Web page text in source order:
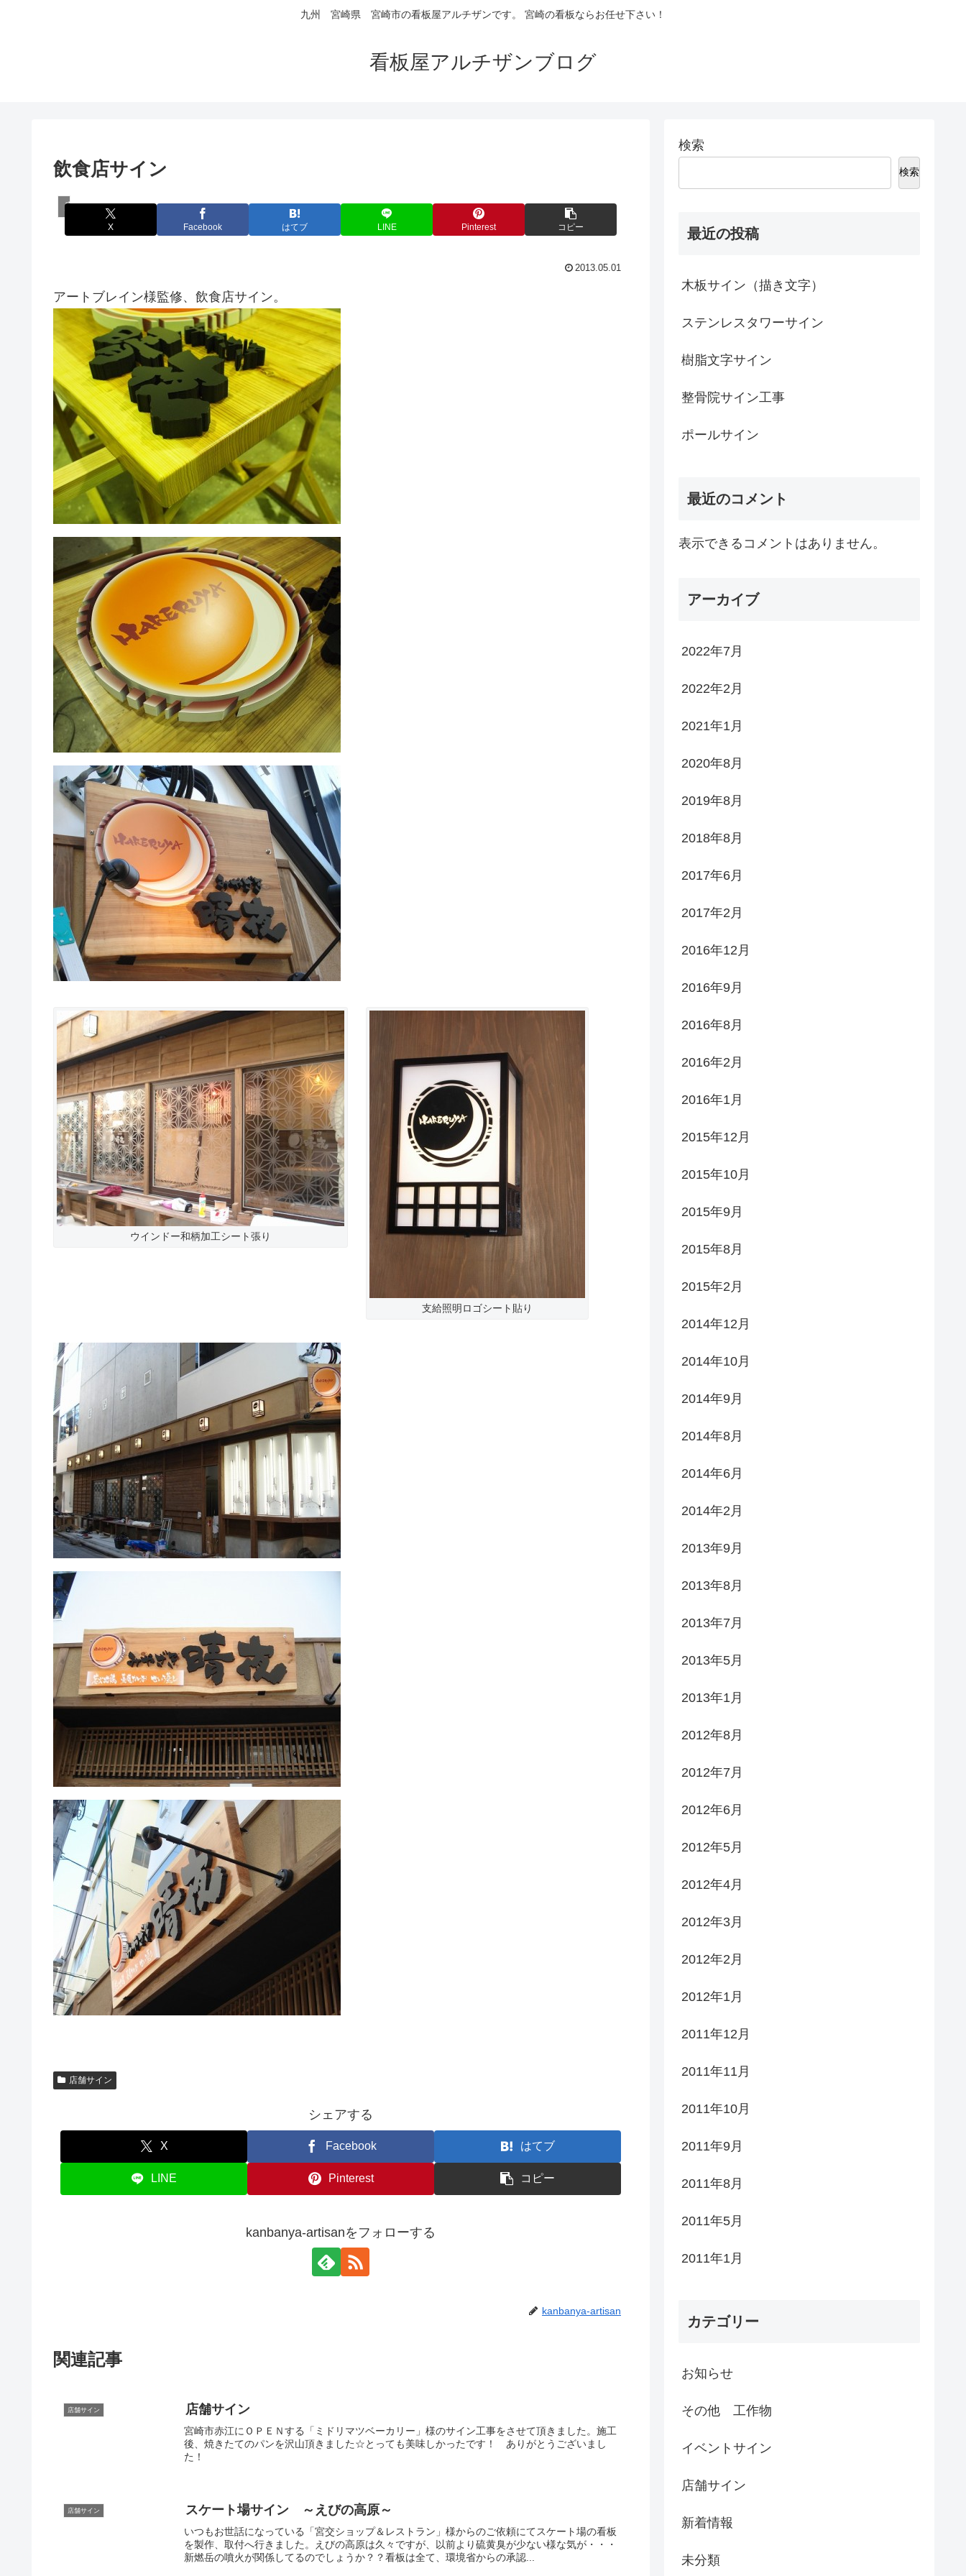
九州 宮崎県 宮崎市の看板屋アルチザンです。 宮崎の看板ならお任せ下さい！
看板屋アルチザンブログ
飲食店サイン
店舗サイン
X Facebook はてブ LINE Pinterest コピー
2013.05.01
アートブレイン様監修、飲食店サイン。
ウインドー和柄加工シート張り
支給照明ロゴシート貼り
店舗サイン
シェアする
X Facebook はてブ
LINE Pinterest コピー
kanbanya-artisanをフォローする
kanbanya-artisan
関連記事
店舗サイン 店舗サイン
宮崎市赤江にＯＰＥＮする「ミドリマツベーカリー」様のサイン工事をさせて頂きました。施工
後、焼きたてのパンを沢山頂きました☆とっても美味しかったです！ ありがとうございまし
た！
店舗サイン スケート場サイン ～えびの高原～
いつもお世話になっている「宮交ショップ＆レストラン」様からのご依頼にてスケート場の看板
を製作、取付へ行きました。えびの高原は久々ですが、以前より硫黄臭が少ない様な気が・・・
新燃岳の噴火が関係してるのでしょうか？？看板は全て、環境省からの承認...
検索
検索
最近の投稿
木板サイン（描き文字）
ステンレスタワーサイン
樹脂文字サイン
整骨院サイン工事
ポールサイン
最近のコメント
表示できるコメントはありません。
アーカイブ
2022年7月
2022年2月
2021年1月
2020年8月
2019年8月
2018年8月
2017年6月
2017年2月
2016年12月
2016年9月
2016年8月
2016年2月
2016年1月
2015年12月
2015年10月
2015年9月
2015年8月
2015年2月
2014年12月
2014年10月
2014年9月
2014年8月
2014年6月
2014年2月
2013年9月
2013年8月
2013年7月
2013年5月
2013年1月
2012年8月
2012年7月
2012年6月
2012年5月
2012年4月
2012年3月
2012年2月
2012年1月
2011年12月
2011年11月
2011年10月
2011年9月
2011年8月
2011年5月
2011年1月
カテゴリー
お知らせ
その他 工作物
イベントサイン
店舗サイン
新着情報
未分類